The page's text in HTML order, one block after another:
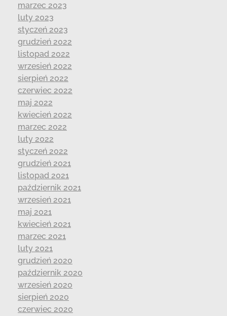
marzec 2023
luty 2023
styczeń 2023
grudzień 2022
listopad 2022
wrzesień 2022
sierpień 2022
czerwiec 2022
maj 2022
kwiecień 2022
marzec 2022
luty 2022
styczeń 2022
grudzień 2021
listopad 2021
październik 2021
wrzesień 2021
maj 2021
kwiecień 2021
marzec 2021
luty 2021
grudzień 2020
październik 2020
wrzesień 2020
sierpień 2020
czerwiec 2020